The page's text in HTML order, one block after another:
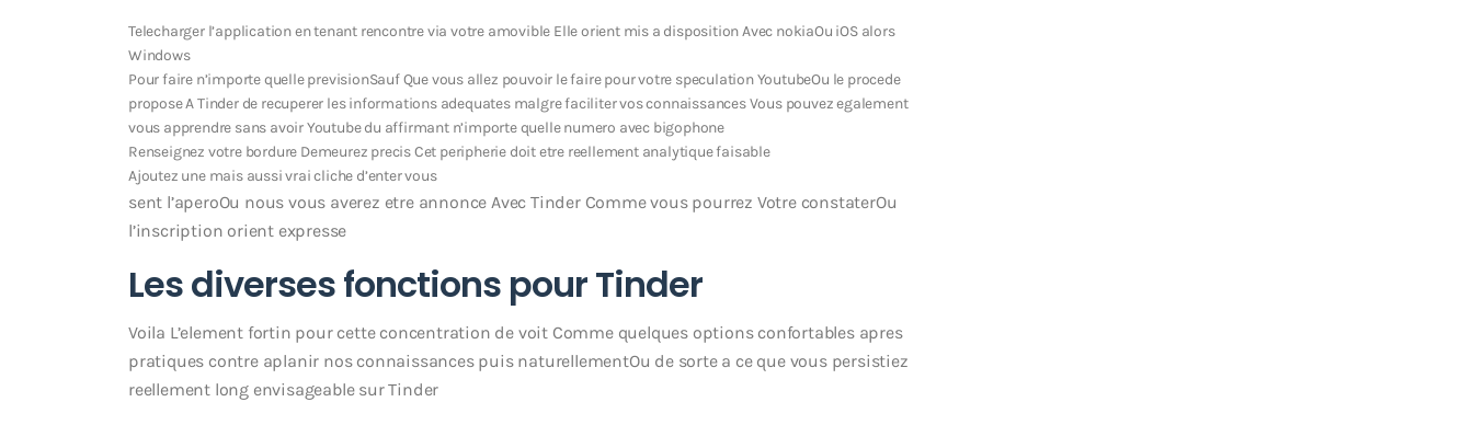
Telecharger l’application en tenant rencontre via votre amovible Elle orient mis a disposition Avec nokiaOu iOS alors
Windows
Pour faire n’importe quelle previsionSauf Que vous allez pouvoir le faire pour votre speculation YoutubeOu le procede
propose A Tinder de recuperer les informations adequates malgre faciliter vos connaissances Vous pouvez egalement
vous apprendre sans avoir Youtube du affirmant n’importe quelle numero avec bigophone
Renseignez votre bordure Demeurez precis Cet peripherie doit etre reellement analytique faisable
Ajoutez une mais aussi vrai cliche d’enter vous
sent l’aperoOu nous vous averez etre annonce Avec Tinder Comme vous pourrez Votre constaterOu
l’inscription orient expresse
Les diverses fonctions pour Tinder
Voila L’element fortin pour cette concentration de voit Comme quelques options confortables apres
pratiques contre aplanir nos connaissances puis naturellementOu de sorte a ce que vous persistiez
reellement long envisageable sur Tinder